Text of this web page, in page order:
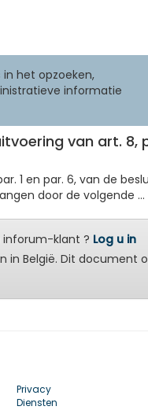
het opzoeken,
informatie
van art.
1 en par. 6, van de
door de volgende ...
klant ? Log u in
in België. Dit
Privacy
Diensten